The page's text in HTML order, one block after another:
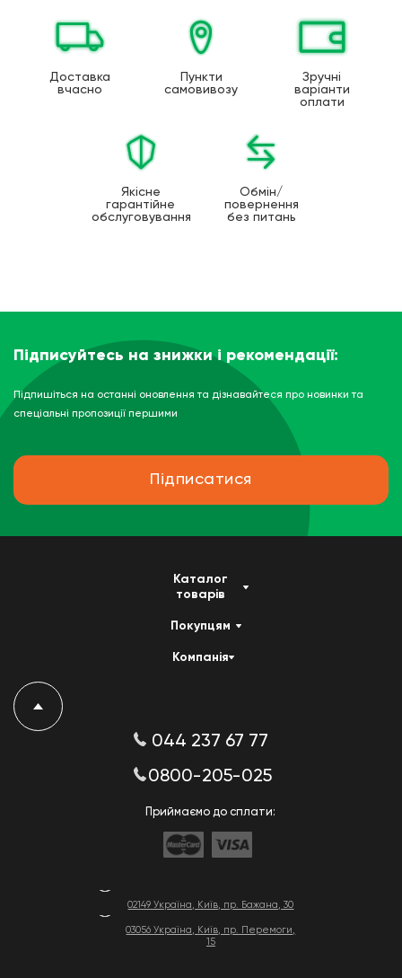
Доставка
вчасно
Пункти
самовивозу
Зручні
варіанти
оплати
Якісне
гарантійне
обслуговування
Обмін/
повернення
без питань
Підписуйтесь на знижки і рекомендації:
Підпишіться на останні оновлення та дізнавайтеся про новинки та
спеціальні пропозиції першими
Підписатися
02149 Україна, Київ, пр. Бажана, 30
03056 Україна, Київ, пр. Перемоги,
15
Каталог
товарів
Покупцям
Компанія
044 237 67 77
0800-205-025
Приймаємо до сплати: